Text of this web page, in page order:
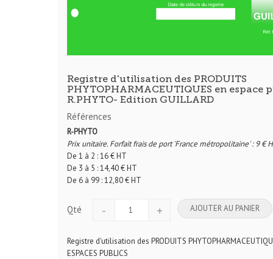
Registre d'utilisation des PRODUITS
PHYTOPHARMACEUTIQUES en espace
R.PHYTO- Edition GUILLARD
Références
R-PHYTO
Prix unitaire. Forfait frais de port 'France métropolitaine' : 9 €
De 1 à 2 : 16 € HT
De 3 à 5 : 14,40 € HT
De 6 à 99 : 12,80 € HT
Qté - + AJOUTER AU PANIER
Registre d'utilisation des PRODUITS
ESPACES PUBLICS